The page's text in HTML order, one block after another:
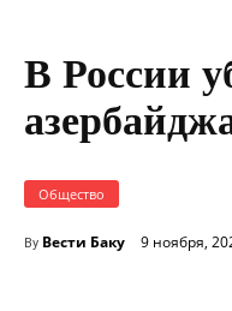
В России
Общество
By Вести Баку 9 ноября,